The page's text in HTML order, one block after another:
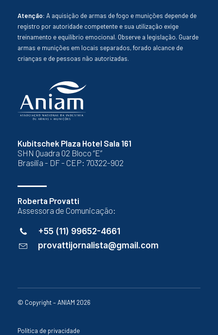
Kubitschek Plaza Hotel Sala 161
SHN Quadra 02 Bloco “E”
Brasília - DF - CEP: 70322-902
Roberta Provatti
Assessora de Comunicação:
+55 (11) 99652-4661
provattijornalista@gmail.com
Atenção: A aquisição de armas de fogo e munições depende de
registro por autoridade competente e sua utilização exige
treinamento e equilíbrio emocional. Observe a legislação. Guarde
armas e munições em locais separados, forado alcance de
crianças e de pessoas não autorizadas.
© Copyright – ANIAM 2026
Política de privacidade